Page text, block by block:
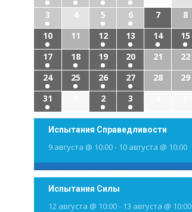
3
4 5 6 7 8
10
11 12 13 14 15
17
18 19 20 21 22
24
25 26 27 28 29
31
2 3
Испытания Справедливости
9 августа @ 10:00- 10 августа @ 10:00
Испытания Силы
12 августа @ 10:00- 13 августа @ 10:00